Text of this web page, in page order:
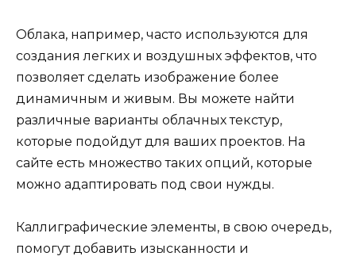
Облака, например, часто используются для
создания легких и воздушных эффектов, что
позволяет сделать изображение более
динамичным и живым. Вы можете найти
различные варианты облачных текстур,
которые подойдут для ваших проектов. На
сайте есть множество таких опций, которые
можно адаптировать под свои нужды.
Каллиграфические элементы, в свою очередь,
помогут добавить изысканности и